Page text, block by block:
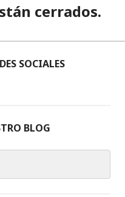
cerrados.
SOCIALES
BLOG